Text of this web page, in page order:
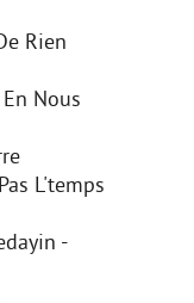
Rien
Nous
L'temps
-